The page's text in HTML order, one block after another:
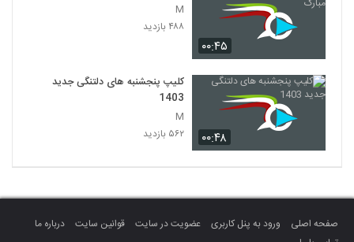
۰۰:۴۵
M
۴۸۸ بازدید
۰۰:۴۸
کلیپ پنجشنبه های دلتنگی جدید
1403
M
۵۶۲ بازدید
صفحه اصلی ورود به پنل کاربری عضویت در سایت قوانین سایت
درباره ما